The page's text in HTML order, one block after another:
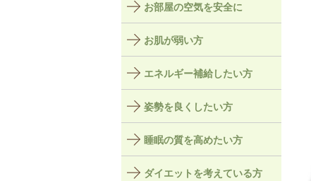
お部屋の空気を安全に
お肌が弱い方
エネルギー補給したい方
姿勢を良くしたい方
睡眠の質を高めたい方
ダイエットを考えている方